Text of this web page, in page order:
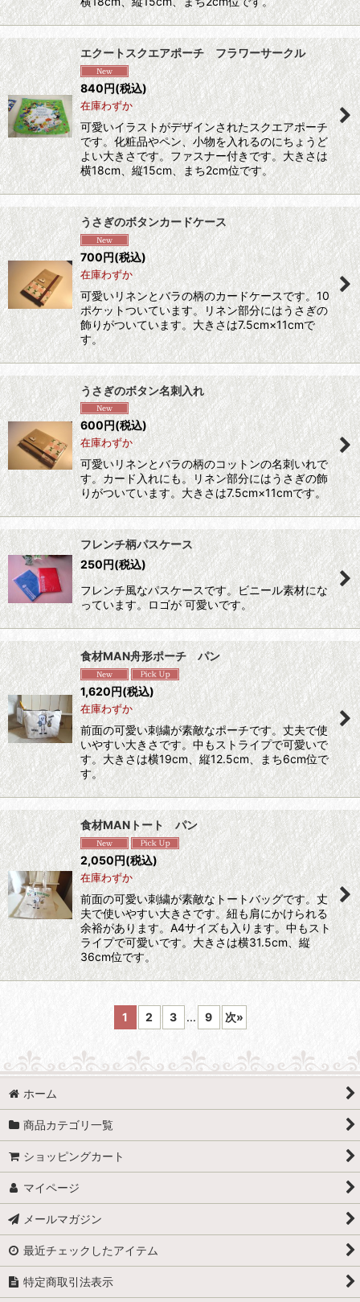
エクートスクエアポーチ フラワーサークル
840円(税込)
在庫わずか
可愛いイラストがデザインされたスクエアポーチ
です。化粧品やペン、小物を入れるのにちょうど
よい大きさです。ファスナー付きです。大きさは
横18cm、縦15cm、まち2cm位です。
うさぎのボタンカードケース
700円(税込)
在庫わずか
可愛いリネンとバラの柄のカードケースです。10
ポケットついています。リネン部分にはうさぎの
飾りがついています。大きさは7.5cm×11cmで
す。
うさぎのボタン名刺入れ
600円(税込)
在庫わずか
可愛いリネンとバラの柄のコットンの名刺いれで
す。カード入れにも。リネン部分にはうさぎの飾
りがついています。大きさは7.5cm×11cmです。
フレンチ柄パスケース
250円(税込)
フレンチ風なパスケースです。ビニール素材にな
っています。ロゴが 可愛いです。
食材MAN舟形ポーチ パン
1,620円(税込)
在庫わずか
前面の可愛い刺繍が素敵なポーチです。丈夫で使
いやすい大きさです。中もストライプで可愛いで
す。大きさは横19cm、縦12.5cm、まち6cm位で
す。
食材MANトート パン
2,050円(税込)
在庫わずか
前面の可愛い刺繍が素敵なトートバッグです。丈
夫で使いやすい大きさです。紐も肩にかけられる
余裕があります。A4サイズも入ります。中もスト
ライプで可愛いです。大きさは横31.5cm、縦
36cm位です。
1 2 3 ... 9 次»
ホーム
商品カテゴリ一覧
ショッピングカート
マイページ
メールマガジン
最近チェックしたアイテム
特定商取引法表示